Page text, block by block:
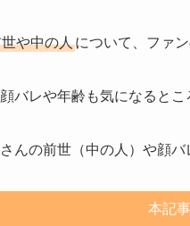
や中の人について、ファ
バレや年齢も気になるとこ
んの前世（中の人）や顔
本記